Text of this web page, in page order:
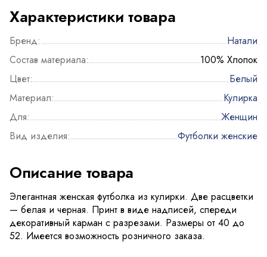
Характеристики товара
Бренд:
Натали
Состав материала:
100% Хлопок
Цвет:
Белый
Материал:
Кулирка
Для:
Женщин
Вид изделия:
Футболки женские
Описание товара
Элегантная женская футболка из кулирки. Две расцветки
— белая и черная. Принт в виде надписей, спереди
декоративный карман с разрезами. Размеры от 40 до
52. Имеется возможность розничного заказа.